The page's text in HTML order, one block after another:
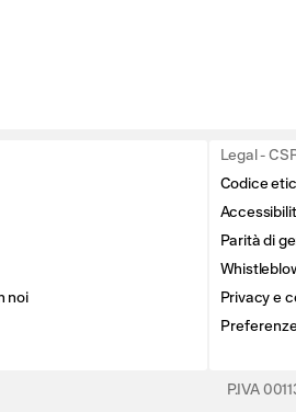
noi
Legal -
Codice
Parità di
Privacy e
P.IVA